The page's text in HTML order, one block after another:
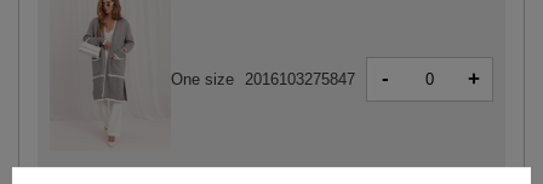
szary
One size 2016103275847 - +